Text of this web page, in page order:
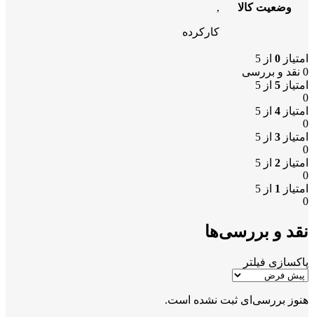
وضعیت کالا
,
کارکرده
امتیاز 0 از 5
0 نقد و بررسی
امتیاز 5 از 5
0
امتیاز 4 از 5
0
امتیاز 3 از 5
0
امتیاز 2 از 5
0
امتیاز 1 از 5
0
نقد و بررسی‌ها
پاکسازی فیلتر
هنوز بررسی‌ای ثبت نشده است.